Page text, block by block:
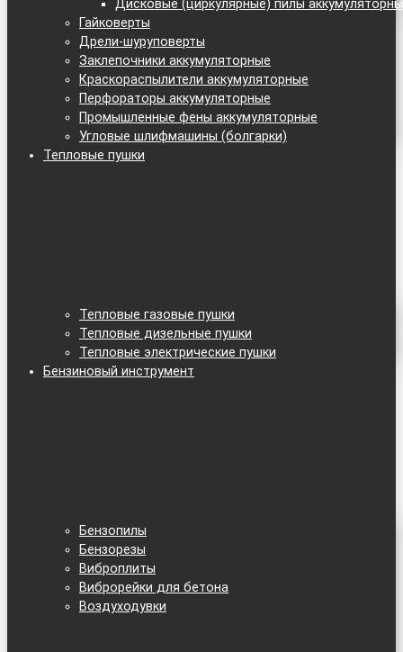
Дисковые (циркулярные) пилы
Гайковерты
Дрели-шуруповерты
Заклепочники аккумуляторные
Краскораспылители аккумуляторные
Перфораторы аккумуляторные
Промышленные фены аккумуляторные
Угловые шлифмашины (болгарки)
Тепловые пушки
Тепловые газовые пушки
Тепловые дизельные пушки
Тепловые электрические пушки
Бензиновый инструмент
Бензопилы
Бензорезы
Виброплиты
Виброрейки для бетона
Воздуходувки